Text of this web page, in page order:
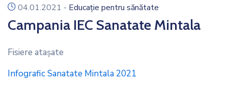
icon
04.01.2021 - Educație pentru sănătate
Campania IEC Sanatate Mintala
Fisiere ataşate
Infografic Sanatate Mintala 2021